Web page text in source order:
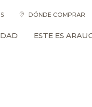
DÓNDE COMPRAR
ESTE ES